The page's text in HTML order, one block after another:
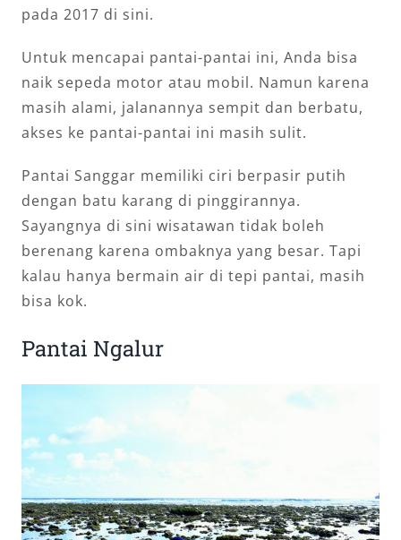
pada 2017 di sini.
Untuk mencapai pantai-pantai ini, Anda bisa
naik sepeda motor atau mobil. Namun karena
masih alami, jalanannya sempit dan berbatu,
akses ke pantai-pantai ini masih sulit.
Pantai Sanggar memiliki ciri berpasir putih
dengan batu karang di pinggirannya.
Sayangnya di sini wisatawan tidak boleh
berenang karena ombaknya yang besar. Tapi
kalau hanya bermain air di tepi pantai, masih
bisa kok.
Pantai Ngalur